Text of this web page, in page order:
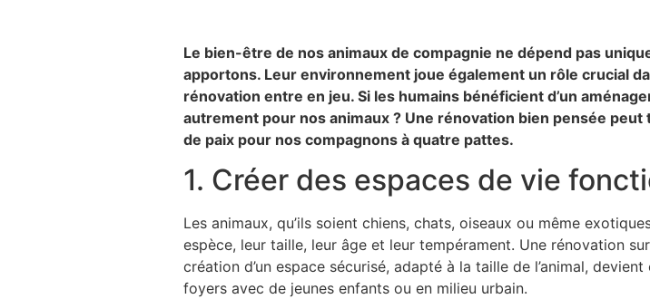
Le bien-être de nos animaux de compagnie ne dépend pas
apportons. Leur environnement joue également un rôle crucial
rénovation entre en jeu. Si les humains bénéficient d’un
autrement pour nos animaux ? Une rénovation bien pensée
de paix pour nos compagnons à quatre pattes.
1. Créer des espaces de vie
Les animaux, qu’ils soient chiens, chats, oiseaux ou même
espèce, leur taille, leur âge et leur tempérament. Une rénovation
création d’un espace sécurisé, adapté à la taille de l’animal,
foyers avec de jeunes enfants ou en milieu urbain.